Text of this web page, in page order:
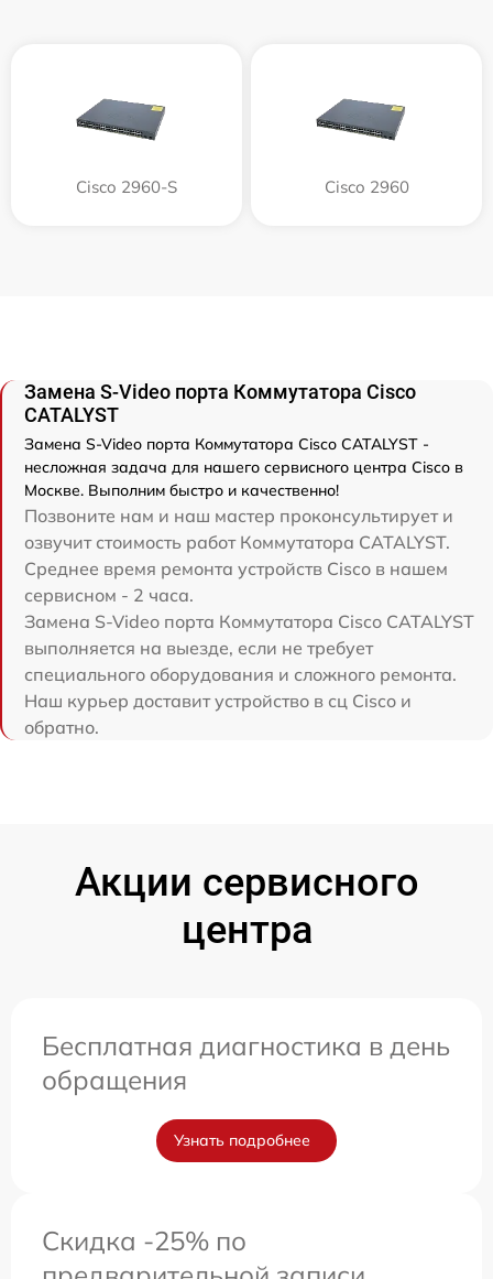
Cisco 2960-S Cisco 2960
Замена S-Video порта Коммутатора Cisco
CATALYST
Замена S-Video порта Коммутатора Cisco CATALYST -
несложная задача для нашего сервисного центра Cisco в
Москве. Выполним быстро и качественно!
Позвоните нам и наш мастер проконсультирует и
озвучит стоимость работ Коммутатора CATALYST.
Среднее время ремонта устройств Cisco в нашем
сервисном - 2 часа.
Замена S-Video порта Коммутатора Cisco CATALYST
выполняется на выезде, если не требует
специального оборудования и сложного ремонта.
Наш курьер доставит устройство в сц Cisco и
обратно.
Акции сервисного
центра
Бесплатная диагностика в день
обращения
Узнать подробнее
Скидка -25% по